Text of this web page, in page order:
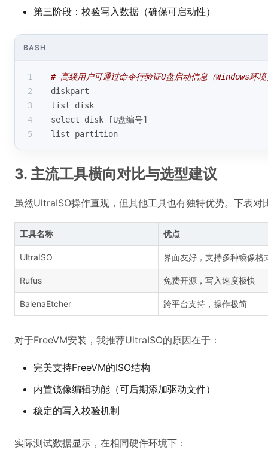
第三阶段：校验写入数据（确保可启动性）
BASH
1
# 高级用户可通过命令行验证U盘启动信息（Windows环境
2
diskpart
3
list disk
4
select disk [U盘编号]
5
list partition
3. 主流工具横向对比与选型建议
虽然UltraISO操作直观，但其他工具也有独特优势。下表对
工具名称 优点
UltraISO 界面友好，支持多种镜像格
Rufus 免费开源，写入速度极快
BalenaEtcher 跨平台支持，操作极简
对于FreeVM安装，我推荐UltraISO的原因在于：
完美支持FreeVM的ISO结构
内置镜像编辑功能（可后期添加驱动文件）
稳定的写入校验机制
实际测试数据显示，在相同硬件环境下：